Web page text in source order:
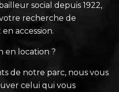
social depuis 1922,
recherche de
accession.
en location ?
de notre parc, nous vous
celui qui vous